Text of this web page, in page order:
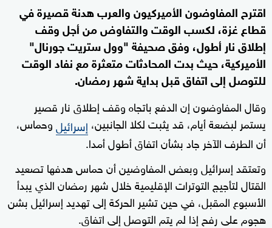
اقترح المفاوضون الأميركيون والعرب هدنة قصيرة في
قطاع غزة، لكسب الوقت والتفاوض من أجل وقف
إطلاق نار أطول، وفق صحيفة "وول ستريت جورنال"
الأميركية، حيث بدت المحادثات متعثرة مع نفاد الوقت
للتوصل إلى اتفاق قبل بداية شهر رمضان.
وقال المفاوضون إن الدفع باتجاه وقف إطلاق نار قصير
يستمر لبضعة أيام، قد يثبت لكلا الجانبين، إسرائيلوحماس،
أن الطرف الآخر جاد بشأن اتفاق أطول أمدا.
وتعتقد إسرائيل وبعض المفاوضين أن حماس هدفها تصعيد
القتال لتأجيج التوترات الإقليمية خلال شهر رمضان الذي يبدأ
الأسبوع المقبل، في حين تشير الحركة إلى تهديد إسرائيل بشن
هجوم على رفح إذا لم يتم التوصل إلى اتفاق.